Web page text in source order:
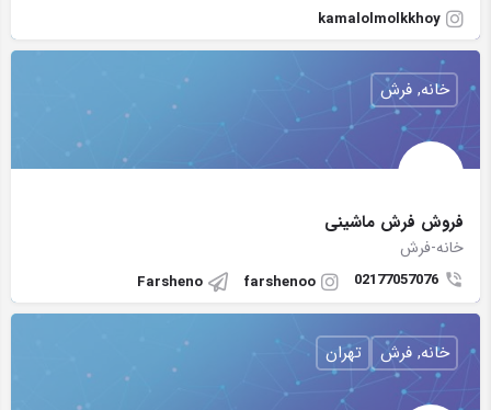
kamalolmolkkhoy
فروش فرش ماشینی
خانه-فرش
02177057076
farshenoo
Farsheno
خانه, فرش
خانه, فرش تهران